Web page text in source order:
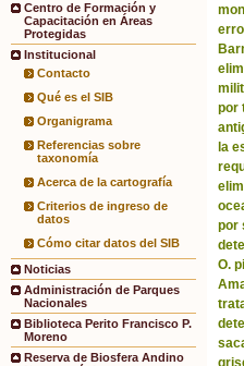
Centro de Formación y
Capacitación en Áreas
Protegidas
Institucional
Contacto
Qué es el SIB
Organigrama
Referencias sobre
taxonomía
Acerca de la cartografía
Criterios de ingreso de
datos
Cómo citar datos del SIB
Noticias
Administración de Parques
Nacionales
Biblioteca Perito Francisco P.
Moreno
Reserva de Biosfera Andino
por
la
por
O.